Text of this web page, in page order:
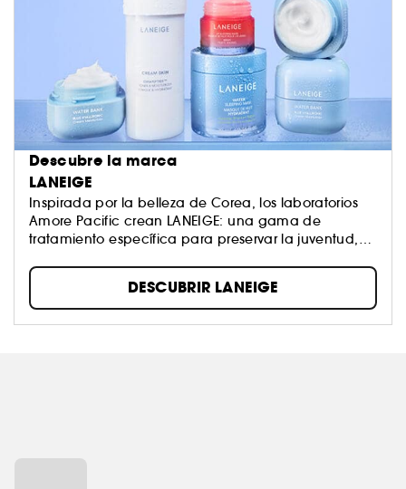
Descubre la marca
LANEIGE
Inspirada por la belleza de Corea, los laboratorios
Amore Pacific crean LANEIGE: una gama de
tratamiento específica para preservar la juventud,
del Himalaya. Todos sus cosméticos están
formulados con el agua proveniente de estos
glaciares para conseguir una piel nutrida e
hidratada *. * Hidratación de las capas superiores
DESCUBRIR LANEIGE